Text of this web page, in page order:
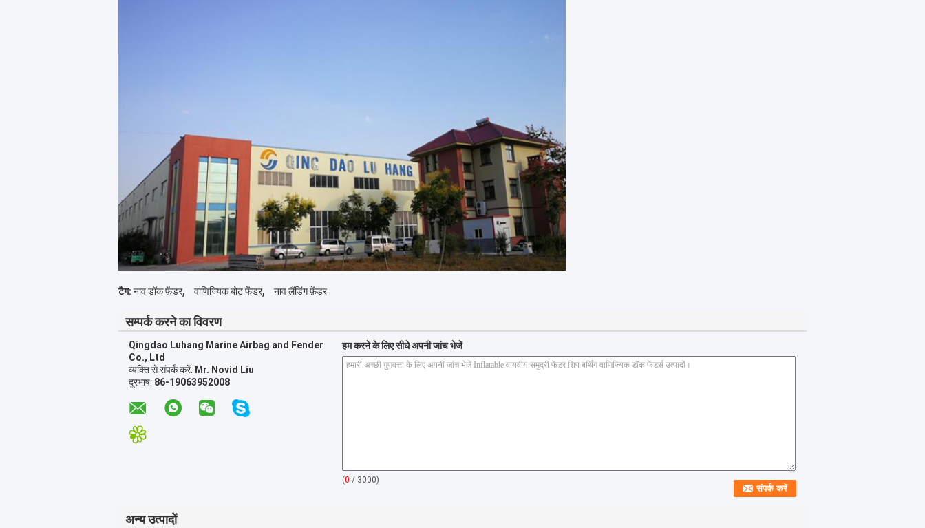
टैग: नाव डॉक फ़ेंडर, वाणिज्यिक बोट फेंडर, नाव लैंडिंग फ़ेंडर
सम्पर्क करने का विवरण
Qingdao Luhang Marine Airbag and Fender
Co., Ltd
व्यक्ति से संपर्क करें: Mr. Novid Liu
दूरभाष: 86-19063952008
हम करने के लिए सीधे अपनी जांच भेजें
(0 / 3000)
अन्य उत्पादों